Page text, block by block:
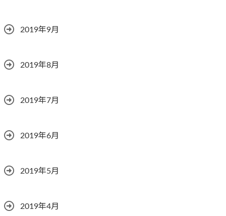
2019年9月
2019年8月
2019年7月
2019年6月
2019年5月
2019年4月